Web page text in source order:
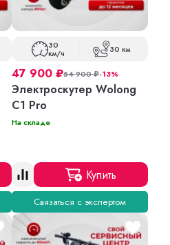
30
км/ч 30 км
47 900 ₽54 900₽-13%
Электроскутер Wolong
C1 Pro
На складе
Купить
Связаться с экспертом